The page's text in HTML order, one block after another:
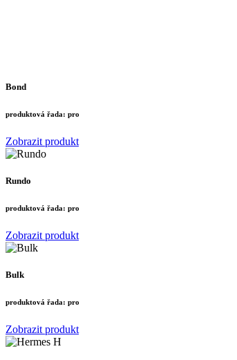
Bond
produktová řada: pro
Zobrazit produkt
Rundo
produktová řada: pro
Zobrazit produkt
Bulk
produktová řada: pro
Zobrazit produkt